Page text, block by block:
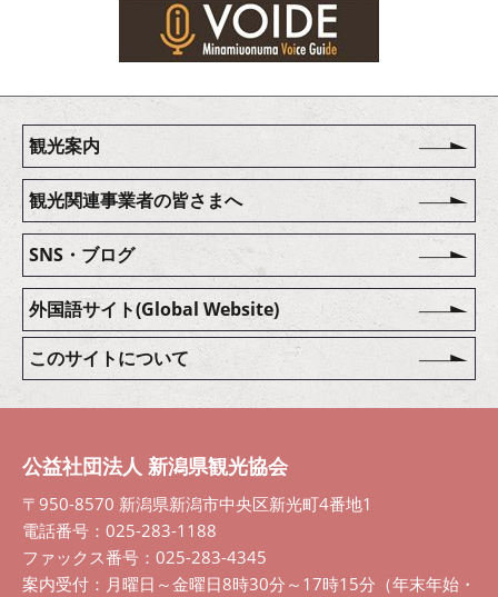
観光案内
観光関連事業者の皆さまへ
SNS・ブログ
外国語サイト(Global Website)
このサイトについて
公益社団法人 新潟県観光協会
〒950-8570 新潟県新潟市中央区新光町4番地1
電話番号：025-283-1188
ファックス番号：025-283-4345
案内受付：月曜日～金曜日8時30分～17時15分（年末年始・